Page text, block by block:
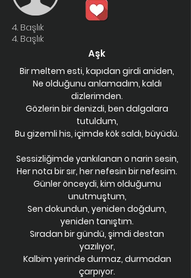
4. Başlık
4. Başlık
Aşk
Bir meltem esti, kapıdan girdi aniden,
Ne olduğunu anlamadım, kaldı
dizlerimden.
Gözlerin bir denizdi, ben dalgalara
tutuldum,
Bu gizemli his, içimde kök saldı, büyüdü.
Sessizliğimde yankılanan o narin sesin,
Her nota bir sır, her nefesin bir nefesim.
Günler önceydi, kim olduğumu
unutmuştum,
Sen dokundun, yeniden doğdum,
yeniden tanıştım.
Sıradan bir gündü, şimdi destan
yazılıyor,
Kalbim yerinde durmaz, durmadan
çarpıyor.